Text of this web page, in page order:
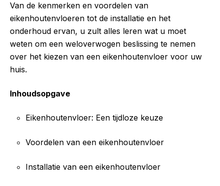
Van de kenmerken en voordelen van
eikenhoutenvloeren tot de installatie en het
onderhoud ervan, u zult alles leren wat u moet
weten om een weloverwogen beslissing te nemen
over het kiezen van een eikenhoutenvloer voor uw
huis.
Inhoudsopgave
Eikenhoutenvloer: Een tijdloze keuze
Voordelen van een eikenhoutenvloer
Installatie van een eikenhoutenvloer